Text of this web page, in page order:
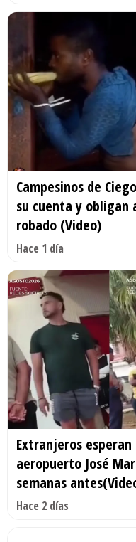
Campesinos de
su cuenta y obligan
robado (Video)
Hace 1 día
Extranjeros
aeropuerto José
semanas
Hace 2 días